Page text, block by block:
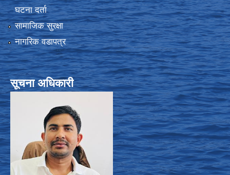
घटना दर्ता
सामाजिक सुरक्षा
नागरिक वडापत्र
सूचना अधिकारी